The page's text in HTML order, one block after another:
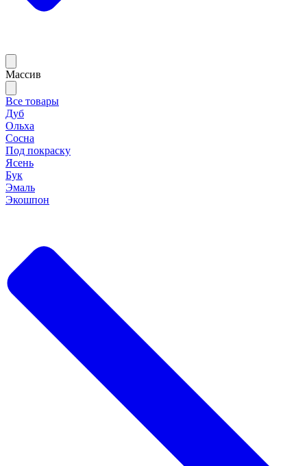
Массив
Все товары
Дуб
Ольха
Сосна
Под покраску
Ясень
Бук
Эмаль
Экошпон